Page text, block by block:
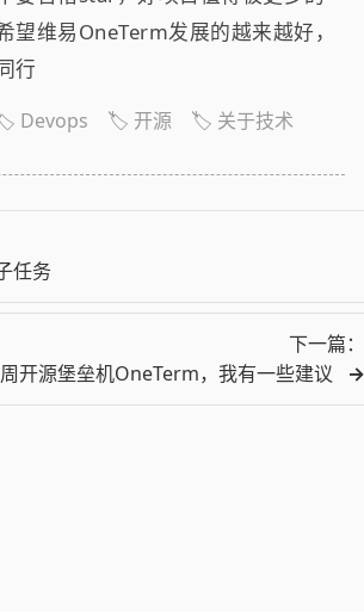
望维易OneTerm发展的越来越好，
行
Devops 🏷️ 开源 🏷️ 关于技术
任务
下一篇：
开源堡垒机OneTerm，我有一些建议
→